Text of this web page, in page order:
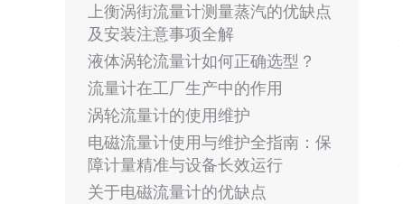
上衡涡街流量计测量蒸汽的优缺点
及安装注意事项全解
液体涡轮流量计如何正确选型？
流量计在工厂生产中的作用
涡轮流量计的使用维护
电磁流量计使用与维护全指南：保
障计量精准与设备长效运行
关于电磁流量计的优缺点